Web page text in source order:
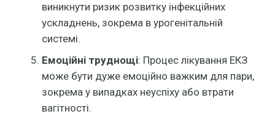
виникнути ризик розвитку інфекційних
ускладнень, зокрема в урогенітальній
системі.
Емоційні труднощі: Процес лікування ЕКЗ
може бути дуже емоційно важким для пари,
зокрема у випадках неуспіху або втрати
вагітності.